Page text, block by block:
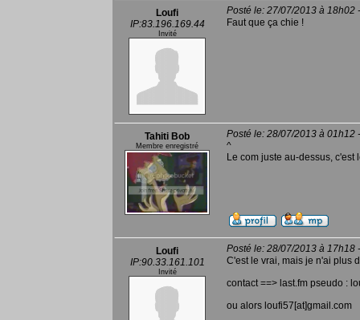
Loufi
IP:83.196.169.44
Invité
Posté le: 27/07/2013 à 18h02
Faut que ça chie !
Tahiti Bob
Membre enregistré
Posté le: 28/07/2013 à 01h12
^
Le com juste au-dessus, c'est
Loufi
IP:90.33.161.101
Invité
Posté le: 28/07/2013 à 17h18
C'est le vrai, mais je n'ai plus
contact ==> last.fm pseudo :
ou alors loufi57[at]gmail.com